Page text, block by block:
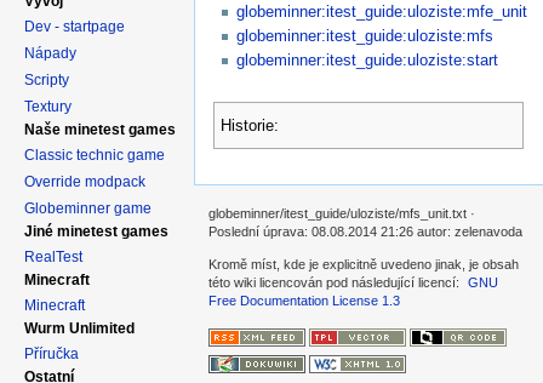
globeminner:itest_guide:uloziste:mfe_unit
globeminner:itest_guide:uloziste:mfs
globeminner:itest_guide:uloziste:start
Historie:
Dev - startpage
Nápady
Scripty
Textury
Naše minetest games
Classic technic game
Override modpack
Globeminner game
Jiné minetest games
RealTest
Minecraft
Minecraft
Wurm Unlimited
Příručka
Ostatní
globeminner/itest_guide/uloziste/mfs_unit.txt ·
Poslední úprava: 08.08.2014 21:26 autor: zelenavoda
Kromě míst, kde je explicitně uvedeno jinak, je obsah
této wiki licencován pod následující licencí:
GNU
Free Documentation License 1.3